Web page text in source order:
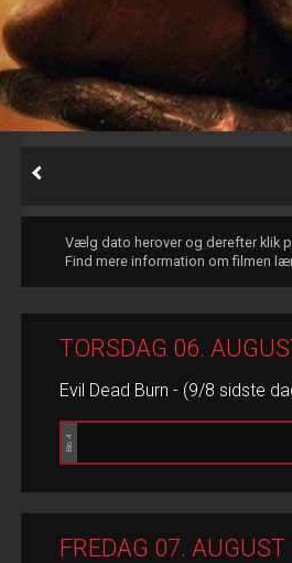
Vælg dato herover og derefter klik
Find mere information om filmen
TORSDAG 06.
Evil Dead Burn - (9/8 sidste
Bio 4
FREDAG 07. AUGUST